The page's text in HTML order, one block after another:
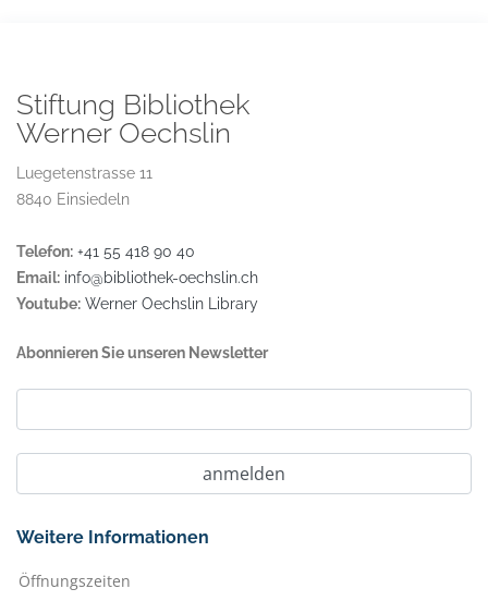
Stiftung Bibliothek
Werner Oechslin
Luegetenstrasse 11
8840 Einsiedeln
Telefon: +41 55 418 90 40
Email: info@bibliothek-oechslin.ch
Youtube: Werner Oechslin Library
Abonnieren Sie unseren Newsletter
Weitere Informationen
Öffnungszeiten